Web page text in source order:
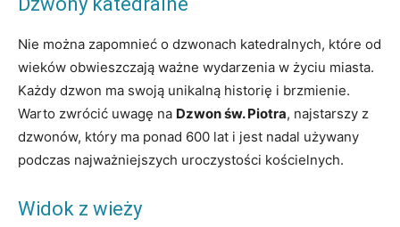
Nie można zapomnieć o dzwonach katedralnych, które od
wieków obwieszczają ważne wydarzenia w życiu miasta.
Każdy dzwon ma swoją unikalną historię i brzmienie.
Warto zwrócić uwagę na Dzwon św. Piotra, najstarszy z
dzwonów, który ma ponad 600 lat i jest nadal używany
podczas najważniejszych uroczystości kościelnych.
Widok z wieży